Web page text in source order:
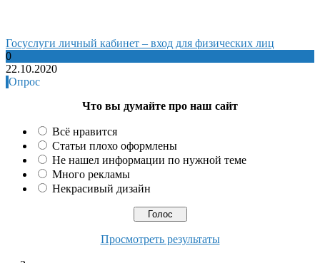
Госуслуги личный кабинет – вход для физических лиц
0
22.10.2020
Опрос
Что вы думайте про наш сайт
Всё нравится
Статьи плохо оформлены
Не нашел информации по нужной теме
Много рекламы
Некрасивый дизайн
Просмотреть результаты